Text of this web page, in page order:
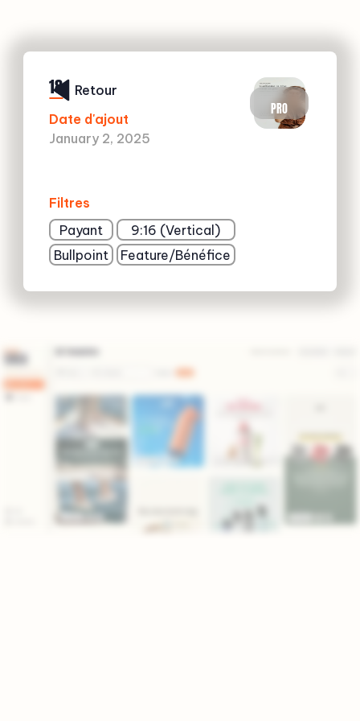
18
Date d'ajout
January 2, 2025
Filtres
Payant
9:16 (Vertical)
Bullpoint
Feature/Bénéfice
PRO
Retour